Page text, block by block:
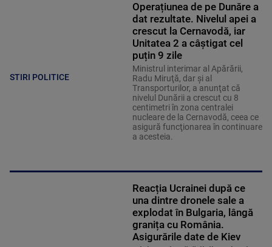
STIRI POLITICE
Operațiunea de pe Dunăre a
dat rezultate. Nivelul apei a
crescut la Cernavodă, iar
Unitatea 2 a câștigat cel
puțin 9 zile
Ministrul interimar al Apărării,
Radu Miruţă, dar şi al
Transporturilor, a anunţat că
nivelul Dunării a crescut cu 8
centimetri în zona centralei
nucleare de la Cernavodă, ceea ce
asigură funcţionarea în continuare
a acesteia.
Reacția Ucrainei după ce
una dintre dronele sale a
explodat în Bulgaria, lângă
granița cu România.
Asigurările date de Kiev